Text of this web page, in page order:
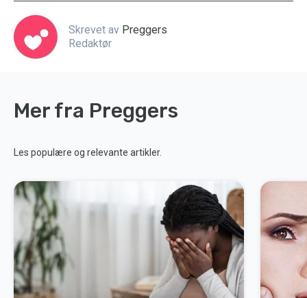
Skrevet av Preggers
Redaktør
Mer fra Preggers
Les populære og relevante artikler.